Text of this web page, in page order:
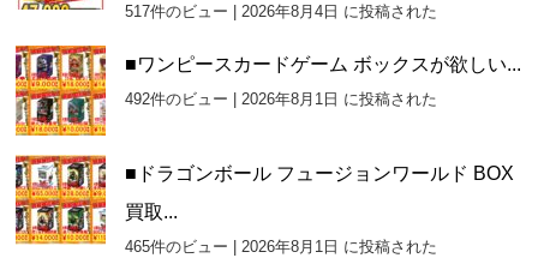
517件のビュー |2026年8月4日 に投稿された
■ワンピースカードゲーム ボックスが欲しい...
492件のビュー |2026年8月1日 に投稿された
■ドラゴンボール フュージョンワールド BOX
買取...
465件のビュー |2026年8月1日 に投稿された